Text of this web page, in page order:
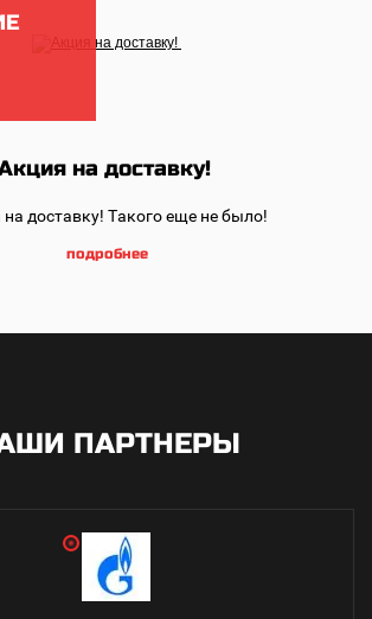
на доставку!
доставку! Такого еще не было!
подробнее
ПАРТНЕРЫ